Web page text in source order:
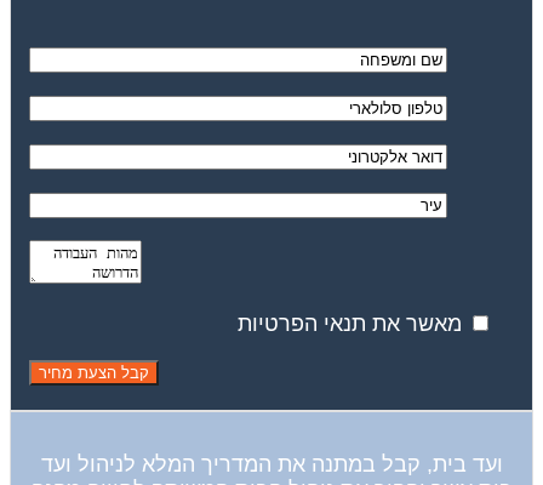
מאשר את תנאי הפרטיות
ועד בית, קבל במתנה את המדריך המלא לניהול ועד